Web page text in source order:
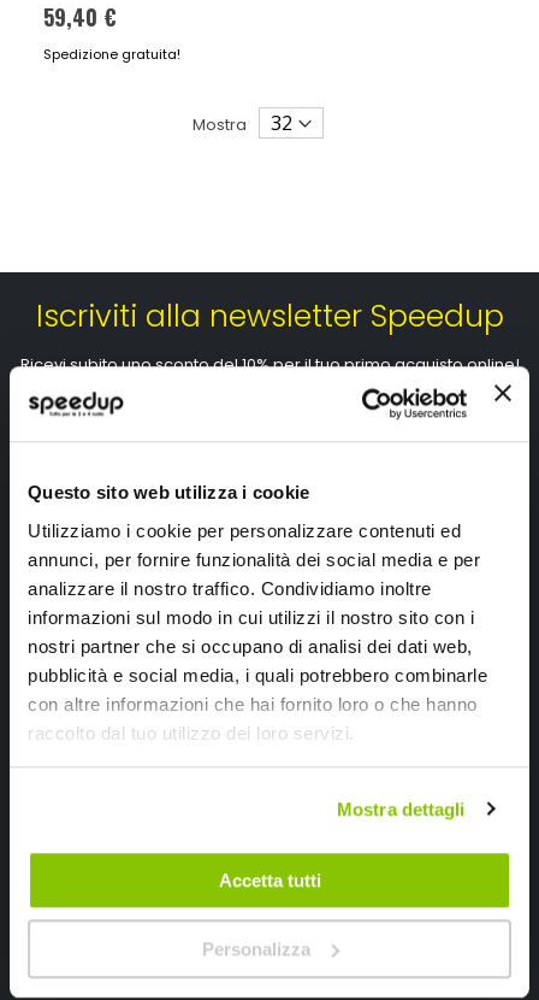
Questo sito web utilizza i cookie
Utilizziamo i cookie per personalizzare contenuti ed
annunci, per fornire funzionalità dei social media e per
analizzare il nostro traffico. Condividiamo inoltre
informazioni sul modo in cui utilizzi il nostro sito con i
nostri partner che si occupano di analisi dei dati web,
pubblicità e social media, i quali potrebbero combinarle
con altre informazioni che hai fornito loro o che hanno
raccolto dal tuo utilizzo dei loro servizi.
Mostra dettagli
Accetta tutti
Personalizza
59,40 €
Spedizione gratuita!
Mostra
Iscriviti alla newsletter Speedup
Ricevi subito uno sconto del 10% per il tuo primo acquisto online!
Ho letto e accettato il documentoprivacy policy
Iscrivimi
Segui SPEEDUP.IT